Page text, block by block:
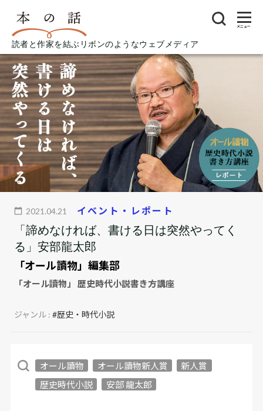
読者と作家を結ぶリボンのようなウェブメディア
メニュー
2021.04.21 イベント・レポート
「諦めなければ、書ける日は突然やってく
る」安部龍太郎
「オール讀物」編集部
「オール讀物」 歴史時代小説書き方講座
ジャンル :#歴史・時代小説
オール讀物 オール讀物新人賞
新人賞
歴史時代小説
安部 龍太郎